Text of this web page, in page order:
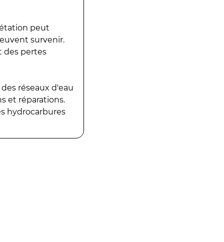
peut
survenir.
des pertes
réseaux d'eau
et réparations.
hydrocarbures